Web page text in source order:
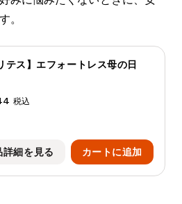
。
テス】エフォートレス母の日
税込
詳細を見る カートに追加